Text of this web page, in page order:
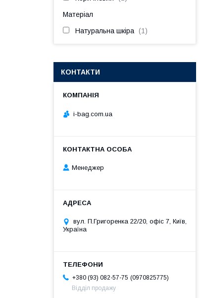
Матеріал
Натуральна шкіра 1
КОНТАКТИ
i-bag.com.ua
Менеджер
вул. П.Григоренка 22/20, офіс 7, Київ,
Україна
+380 (93) 082-57-75
0970825775
Відділ продажу